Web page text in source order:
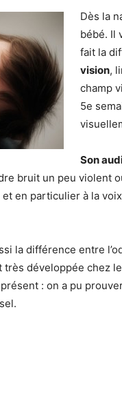
Dès la
bébé. Il
fait la
vision,
champ
5e
Son
bruit un peu violent
en particulier à la
la différence entre
très développée chez
: on a pu